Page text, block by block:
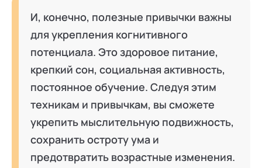
И, конечно, полезные привычки важны
для укрепления когнитивного
потенциала. Это здоровое питание,
крепкий сон, социальная активность,
постоянное обучение. Следуя этим
техникам и привычкам, вы сможете
укрепить мыслительную подвижность,
сохранить остроту ума и
предотвратить возрастные изменения.